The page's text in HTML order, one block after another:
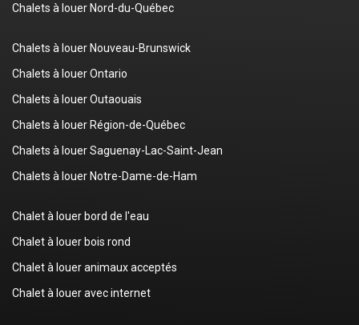
Chalets à louer Nord-du-Québec
Chalets à louer Nouveau-Brunswick
Chalets à louer Ontario
Chalets à louer Outaouais
Chalets à louer Région-de-Québec
Chalets à louer Saguenay-Lac-Saint-Jean
Chalets à louer Notre-Dame-de-Ham
Chalet à louer bord de l'eau
Chalet à louer bois rond
Chalet à louer animaux acceptés
Chalet à louer avec internet